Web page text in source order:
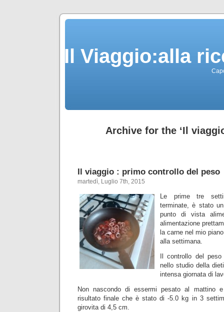
Il Viaggio:alla
Archive for the ‘Il
Il viaggio : primo controllo del peso
martedì, Luglio 7th, 2015
Le prime tre
terminate, è stato
punto di vista
alimentazione
la carne nel mio
alla settimana.
Il controllo del
nello studio della
intensa giornata di
Non nascondo di essermi pesato al mattino
risultato finale che è stato di -5.0 kg in 3
girovita di 4,5 cm.